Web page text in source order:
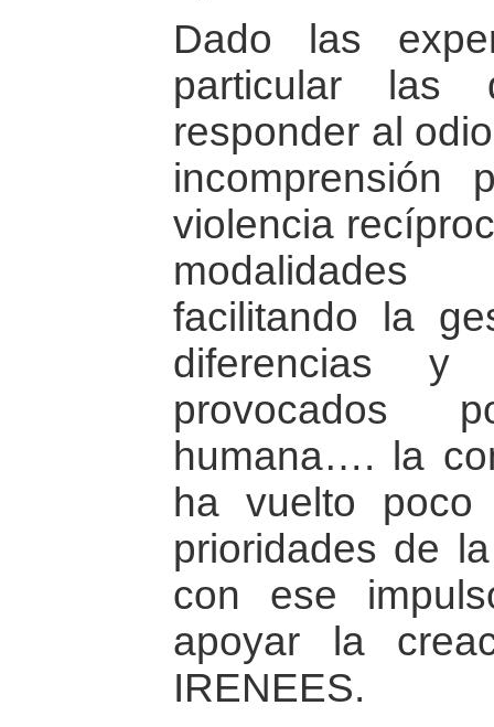
Dado las
particular las
responder al
violencia
facilitando la
diferencias
provocados
humana…. la
ha vuelto
prioridades de
con ese
apoyar la
IRENEES.